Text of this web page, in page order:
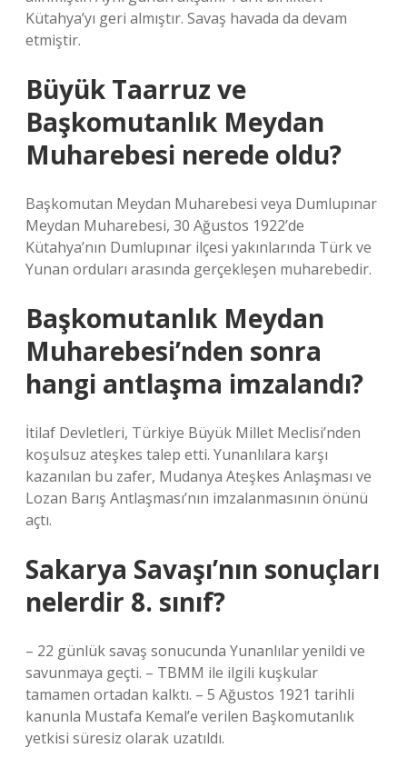
Kütahya’yı geri almıştır. Savaş havada da devam
etmiştir.
Büyük Taarruz ve
Başkomutanlık Meydan
Muharebesi nerede oldu?
Başkomutan Meydan Muharebesi veya Dumlupınar
Meydan Muharebesi, 30 Ağustos 1922’de
Kütahya’nın Dumlupınar ilçesi yakınlarında Türk ve
Yunan orduları arasında gerçekleşen muharebedir.
Başkomutanlık Meydan
Muharebesi’nden sonra
hangi antlaşma imzalandı?
İtilaf Devletleri, Türkiye Büyük Millet Meclisi’nden
koşulsuz ateşkes talep etti. Yunanlılara karşı
kazanılan bu zafer, Mudanya Ateşkes Anlaşması ve
Lozan Barış Antlaşması’nın imzalanmasının önünü
açtı.
Sakarya Savaşı’nın sonuçları
nelerdir 8. sınıf?
– 22 günlük savaş sonucunda Yunanlılar yenildi ve
savunmaya geçti. – TBMM ile ilgili kuşkular
tamamen ortadan kalktı. – 5 Ağustos 1921 tarihli
kanunla Mustafa Kemal’e verilen Başkomutanlık
yetkisi süresiz olarak uzatıldı.